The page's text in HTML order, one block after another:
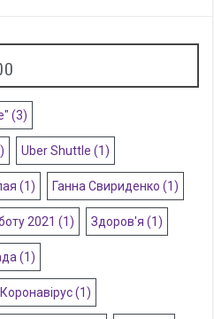
(3)
Uber Shuttle (1)
(1) Ганна Свириденко (1)
2021 (1) Здоров'я (1)
(1)
Коронавірус(1)